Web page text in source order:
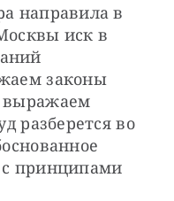
направила в
иск в
законы
выражаем
разберется во
с принципами